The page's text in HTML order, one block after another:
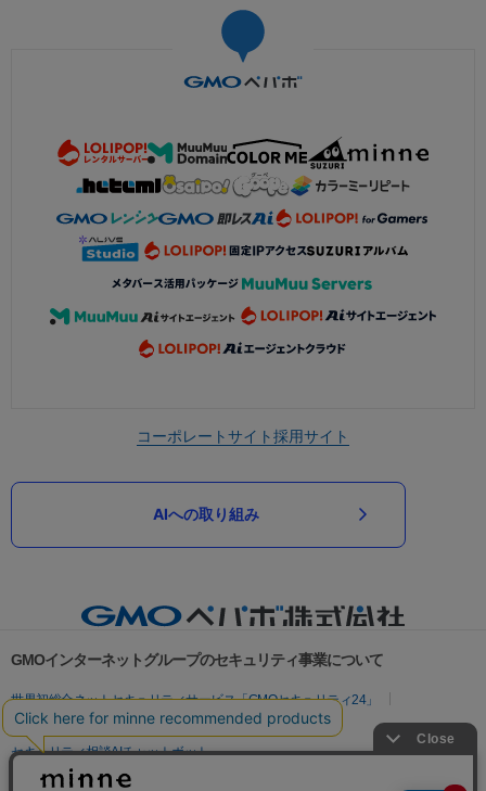
コーポレートサイト採用サイト
AIへの取り組み
GMOインターネットグループのセキュリティ事業について
世界初総合ネットセキュリティサービス「GMOセキュリティ24」
パスワード漏洩診断
Webサイトリスク診断
セキュリティ相談AIチャットボット
実在証明・盗聴対策